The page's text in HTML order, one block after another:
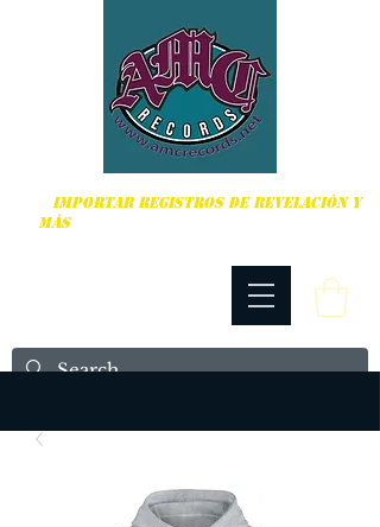
IMPORTAR REGISTROS DE REVELACIÓN Y
MÁS